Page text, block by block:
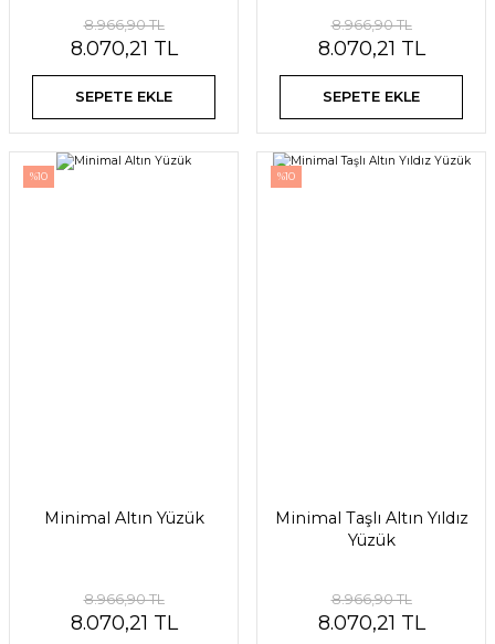
8.966,90 TL
8.070,21 TL
SEPETE EKLE
8.966,90 TL
8.070,21 TL
SEPETE EKLE
%10
Minimal Altın Yüzük
8.966,90 TL
8.070,21 TL
%10
Minimal Taşlı Altın Yıldız
Yüzük
8.966,90 TL
8.070,21 TL